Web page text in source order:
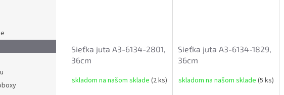
Sieťka juta A3-6134-2801,
36cm
skladom na našom sklade (2 ks)
Sieťka juta A3-6134-1829,
36cm
skladom na našom sklade (5 ks)